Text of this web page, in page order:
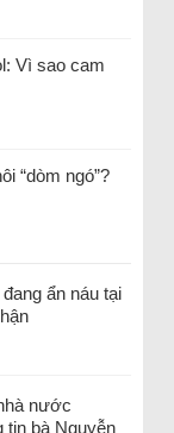
Vì sao cam
“dòm ngó”?
ẩn náu tại
nước
tin bà Nguyễn